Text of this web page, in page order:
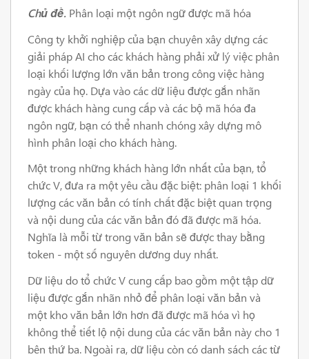
Chủ đề. Phân loại một ngôn ngữ được mã hóa
Công ty khởi nghiệp của bạn chuyên xây dựng các
giải pháp AI cho các khách hàng phải xử lý việc phân
loại khối lượng lớn văn bản trong công việc hàng
ngày của họ. Dựa vào các dữ liệu được gắn nhãn
được khách hàng cung cấp và các bộ mã hóa đa
ngôn ngữ, bạn có thể nhanh chóng xây dựng mô
hình phân loại cho khách hàng.
Một trong những khách hàng lớn nhất của bạn, tổ
chức V, đưa ra một yêu cầu đặc biệt: phân loại 1 khối
lượng các văn bản có tính chất đặc biệt quan trọng
và nội dung của các văn bản đó đã được mã hóa.
Nghĩa là mỗi từ trong văn bản sẽ được thay bằng
token - một số nguyên dương duy nhất.
Dữ liệu do tổ chức V cung cấp bao gồm một tập dữ
liệu được gắn nhãn nhỏ để phân loại văn bản và
một kho văn bản lớn hơn đã được mã hóa vì họ
không thể tiết lộ nội dung của các văn bản này cho 1
bên thứ ba. Ngoài ra, dữ liệu còn có danh sách các từ